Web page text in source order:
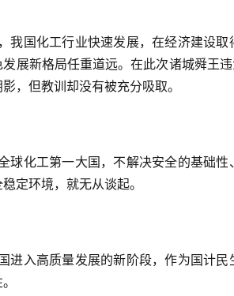
我国化工行业快速发展，在经济建设
展新格局任重道远。在此次诸城舜王
，但教训却没有被充分吸取。
球化工第一大国，不解决安全的基础
定环境，就无从谈起。
进入高质量发展的新阶段，作为国计